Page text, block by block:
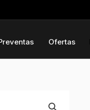
Ofertas